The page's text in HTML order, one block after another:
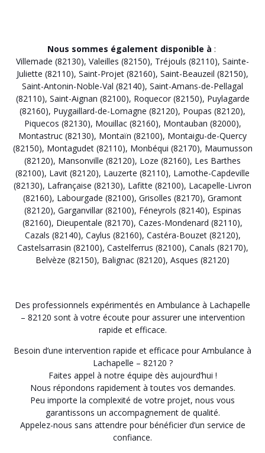
Nous sommes également disponible à :
Villemade (82130), Valeilles (82150), Tréjouls (82110), Sainte-
Juliette (82110), Saint-Projet (82160), Saint-Beauzeil (82150),
Saint-Antonin-Noble-Val (82140), Saint-Amans-de-Pellagal
(82110), Saint-Aignan (82100), Roquecor (82150), Puylagarde
(82160), Puygaillard-de-Lomagne (82120), Poupas (82120),
Piquecos (82130), Mouillac (82160), Montauban (82000),
Montastruc (82130), Montaïn (82100), Montaigu-de-Quercy
(82150), Montagudet (82110), Monbéqui (82170), Maumusson
(82120), Mansonville (82120), Loze (82160), Les Barthes
(82100), Lavit (82120), Lauzerte (82110), Lamothe-Capdeville
(82130), Lafrançaise (82130), Lafitte (82100), Lacapelle-Livron
(82160), Labourgade (82100), Grisolles (82170), Gramont
(82120), Garganvillar (82100), Féneyrols (82140), Espinas
(82160), Dieupentale (82170), Cazes-Mondenard (82110),
Cazals (82140), Caylus (82160), Castéra-Bouzet (82120),
Castelsarrasin (82100), Castelferrus (82100), Canals (82170),
Belvèze (82150), Balignac (82120), Asques (82120)
Des professionnels expérimentés en Ambulance à Lachapelle
– 82120 sont à votre écoute pour assurer une intervention
rapide et efficace.
Besoin d’une intervention rapide et efficace pour Ambulance à
Lachapelle – 82120 ?
Faites appel à notre équipe dès aujourd’hui !
Nous répondons rapidement à toutes vos demandes.
Peu importe la complexité de votre projet, nous vous
garantissons un accompagnement de qualité.
Appelez-nous sans attendre pour bénéficier d’un service de
confiance.